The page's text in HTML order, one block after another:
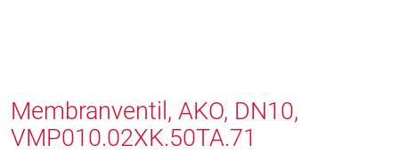
Membranventil, AKO, DN10,
VMP010.02XK.50TA.71